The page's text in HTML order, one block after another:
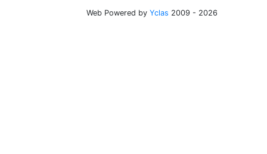
Web Powered by Yclas 2009 - 2026